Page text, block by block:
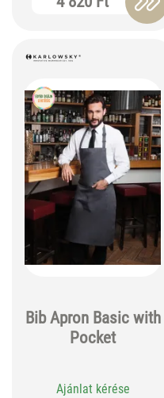
Bib Apron Basic with
Pocket
Ajánlat kérése